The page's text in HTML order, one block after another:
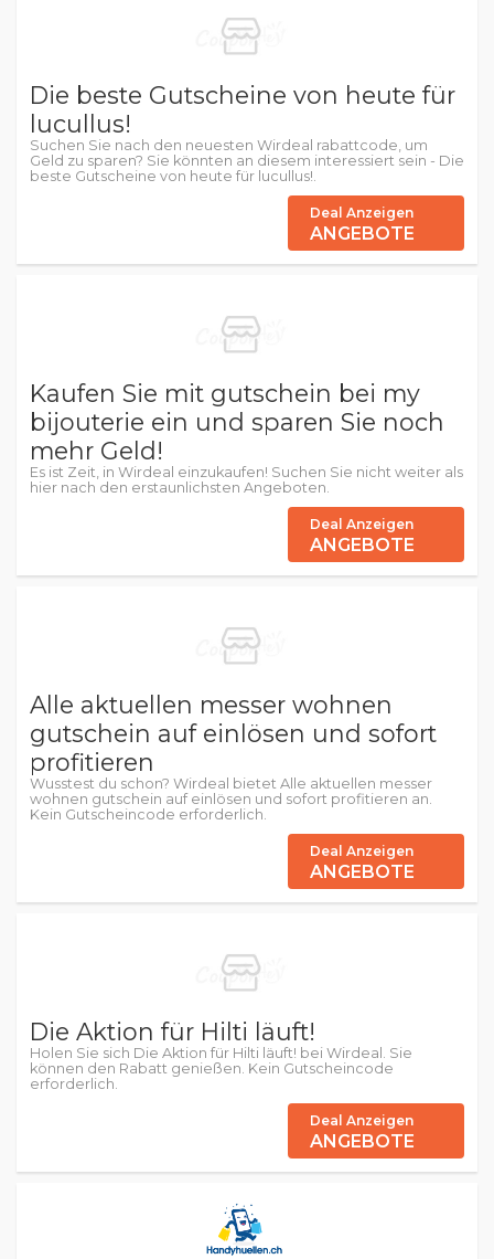
Die beste Gutscheine von heute für
lucullus!
Suchen Sie nach den neuesten Wirdeal rabattcode, um
Geld zu sparen? Sie könnten an diesem interessiert sein - Die
beste Gutscheine von heute für lucullus!.
Deal Anzeigen
ANGEBOTE
Kaufen Sie mit gutschein bei my
bijouterie ein und sparen Sie noch
mehr Geld!
Es ist Zeit, in Wirdeal einzukaufen! Suchen Sie nicht weiter als
hier nach den erstaunlichsten Angeboten.
Deal Anzeigen
ANGEBOTE
Alle aktuellen messer wohnen
gutschein auf einlösen und sofort
profitieren
Wusstest du schon? Wirdeal bietet Alle aktuellen messer
wohnen gutschein auf einlösen und sofort profitieren an.
Kein Gutscheincode erforderlich.
Deal Anzeigen
ANGEBOTE
Die Aktion für Hilti läuft!
Holen Sie sich Die Aktion für Hilti läuft! bei Wirdeal. Sie
können den Rabatt genießen. Kein Gutscheincode
erforderlich.
Deal Anzeigen
ANGEBOTE